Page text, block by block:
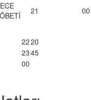
21 00
2220
2345
00